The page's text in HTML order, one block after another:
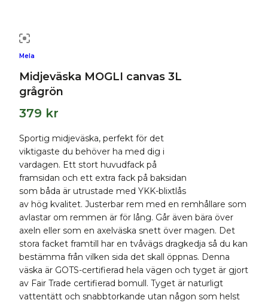
Mela
Midjeväska MOGLI canvas 3L
grågrön
379 kr
Sportig midjeväska, perfekt för det
viktigaste du behöver ha med dig i
vardagen. Ett stort huvudfack på
framsidan och ett extra fack på baksidan
som båda är utrustade med YKK-blixtlås
av hög kvalitet. Justerbar rem med en remhållare som
avlastar om remmen är för lång. Går även bära över
axeln eller som en axelväska snett över magen. Det
stora facket framtill har en tvåvägs dragkedja så du kan
bestämma från vilken sida det skall öppnas. Denna
väska är GOTS-certifierad hela vägen och tyget är gjort
av Fair Trade certifierad bomull. Tyget är naturligt
vattentätt och snabbtorkande utan någon som helst